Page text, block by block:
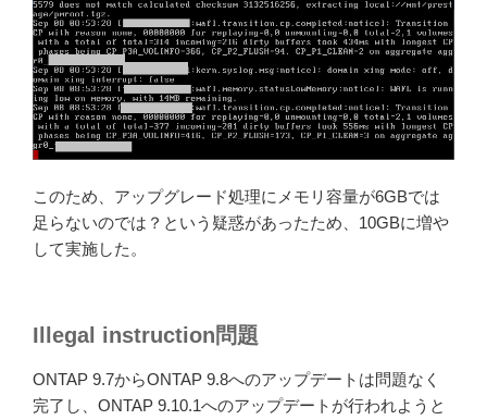
このため、アップグレード処理にメモリ容量が6GBでは
足らないのでは？という疑惑があったため、10GBに増や
して実施した。
Illegal instruction問題
ONTAP 9.7からONTAP 9.8へのアップデートは問題なく
完了し、ONTAP 9.10.1へのアップデートが行われようと